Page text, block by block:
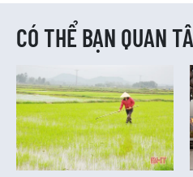
CÓ THỂ BẠN QUAN